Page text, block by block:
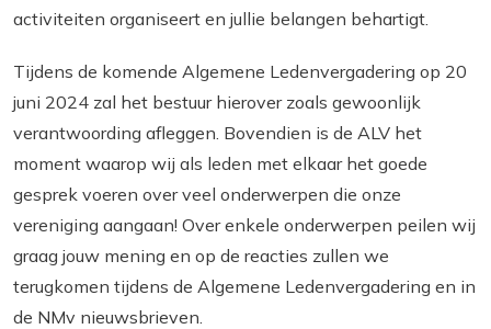
activiteiten organiseert en jullie belangen behartigt.
Tijdens de komende Algemene Ledenvergadering op 20
juni 2024 zal het bestuur hierover zoals gewoonlijk
verantwoording afleggen. Bovendien is de ALV het
moment waarop wij als leden met elkaar het goede
gesprek voeren over veel onderwerpen die onze
vereniging aangaan! Over enkele onderwerpen peilen wij
graag jouw mening en op de reacties zullen we
terugkomen tijdens de Algemene Ledenvergadering en in
de NMv nieuwsbrieven.